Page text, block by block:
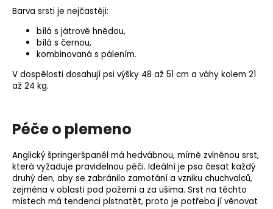
Barva srsti je nejčastěji:
bílá s játrově hnědou,
bílá s černou,
kombinovaná s pálením.
V dospělosti dosahují psi výšky 48 až 51 cm a váhy kolem 21
až 24 kg.
Péče o plemeno
Anglický špringeršpaněl má hedvábnou, mírně zvlněnou srst,
která vyžaduje pravidelnou péči. Ideální je psa česat každý
druhý den, aby se zabránilo zamotání a vzniku chuchvalců,
zejména v oblasti pod pažemi a za ušima. Srst na těchto
místech má tendenci plstnatět, proto je potřeba jí věnovat